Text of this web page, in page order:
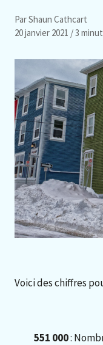
Par Shaun Cathcart
20 janvier 2021 / 3
Voici des chiffres
551 000: